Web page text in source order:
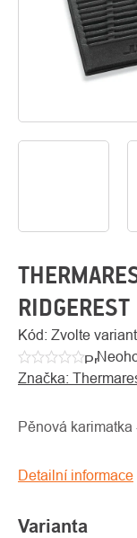
Kód: Zvolte
je
z
Značka:
Varianta
Pěnová karimatka
Detailní informace